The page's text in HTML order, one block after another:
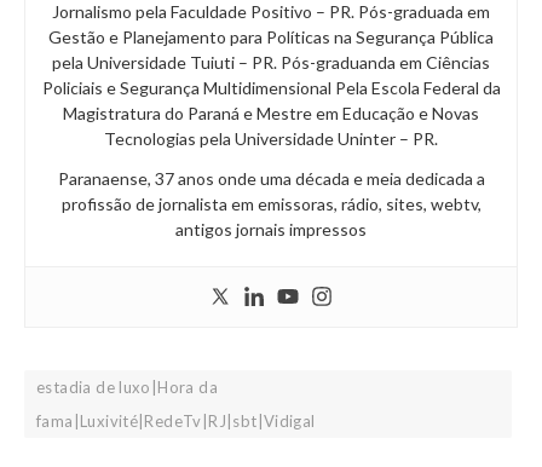
Jornalismo pela Faculdade Positivo – PR. Pós-graduada em
Gestão e Planejamento para Políticas na Segurança Pública
pela Universidade Tuiuti – PR. Pós-graduanda em Ciências
Policiais e Segurança Multidimensional Pela Escola Federal da
Magistratura do Paraná e Mestre em Educação e Novas
Tecnologias pela Universidade Uninter – PR.
Paranaense, 37 anos onde uma década e meia dedicada a
profissão de jornalista em emissoras, rádio, sites, webtv,
antigos jornais impressos
estadia de luxo|Hora da
fama|Luxivité|RedeTv|RJ|sbt|Vidigal